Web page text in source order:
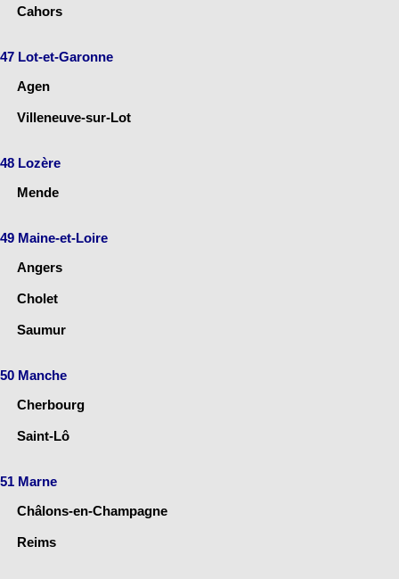
Cahors
47 Lot-et-Garonne
Agen
Villeneuve-sur-Lot
48 Lozère
Mende
49 Maine-et-Loire
Angers
Cholet
Saumur
50 Manche
Cherbourg
Saint-Lô
51 Marne
Châlons-en-Champagne
Reims